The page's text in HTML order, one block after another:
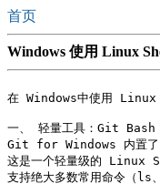
首页
Windows 使用 Linux
在 Windows中使用 Linux
一、 轻量工具：Git Bash
Git for Windows 内置
这是一个轻量级的 Linux
支持绝大多数常用命令（ls